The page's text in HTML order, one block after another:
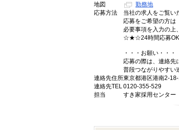
地図
勤務地
応募方法
当社の求人をご覧い
応募をご希望の方は
必要事項を入力の上
☆★☆24時間応募
・・・お願い・・・
応募の際は、連絡先
普段つながりやすい
連絡先住所東京都港区港南2-
連絡先TEL0120-355-529
担当
すき家採用センター